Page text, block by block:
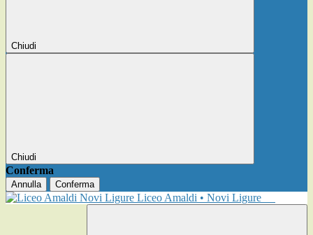
Chiudi
Chiudi
Conferma
Annulla Conferma
Liceo Amaldi • Novi Ligure